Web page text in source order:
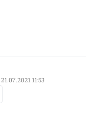
21.07.2021 11:53